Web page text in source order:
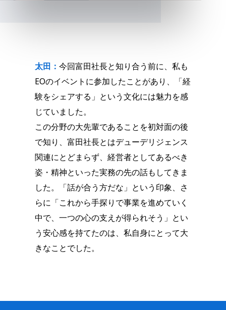
太田： 今回富田社長と知り合う前に、私も
EOのイベントに参加したことがあり、「経
験をシェアする」という文化には魅力を感
じていました。
この分野の大先輩であることを初対面の後
で知り、富田社長とはデューデリジェンス
関連にとどまらず、経営者としてあるべき
姿・精神といった実務の先の話もしてきま
した。「話が合う方だな」という印象、さ
らに「これから手探りで事業を進めていく
中で、一つの心の支えが得られそう」とい
う安心感を持てたのは、私自身にとって大
きなことでした。